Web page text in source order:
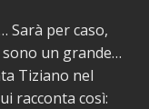
Sarà per caso,
un grande…
Tiziano nel
racconta così: